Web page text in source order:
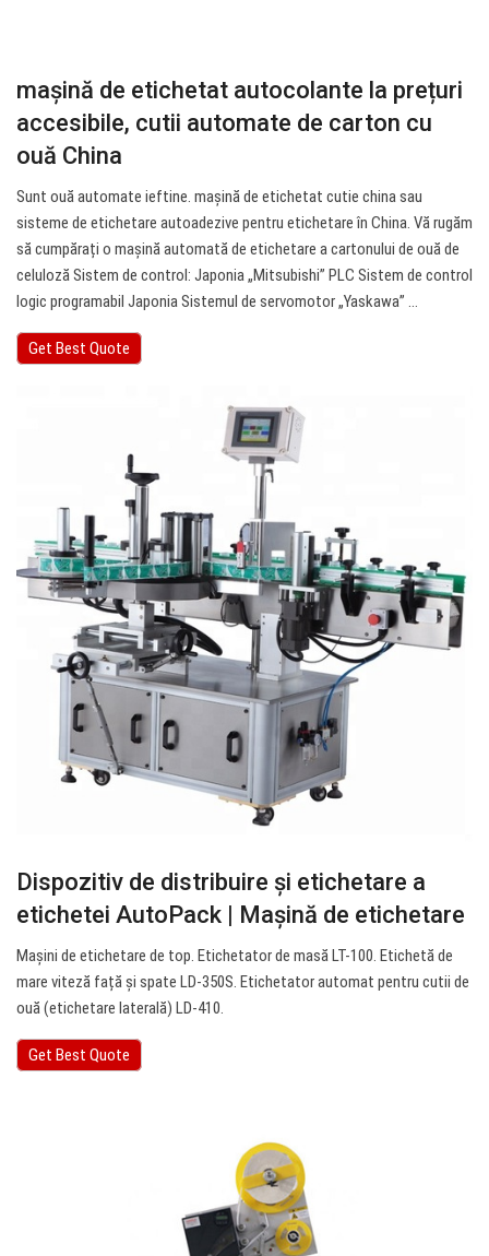
mașină de etichetat autocolante la prețuri
accesibile, cutii automate de carton cu
ouă China
Sunt ouă automate ieftine. mașină de etichetat cutie china sau
sisteme de etichetare autoadezive pentru etichetare în China. Vă rugăm
să cumpărați o mașină automată de etichetare a cartonului de ouă de
celuloză Sistem de control: Japonia „Mitsubishi” PLC Sistem de control
logic programabil Japonia Sistemul de servomotor „Yaskawa” ...
Get Best Quote
Dispozitiv de distribuire și etichetare a
etichetei AutoPack | Mașină de etichetare
Mașini de etichetare de top. Etichetator de masă LT-100. Etichetă de
mare viteză față și spate LD-350S. Etichetator automat pentru cutii de
ouă (etichetare laterală) LD-410.
Get Best Quote